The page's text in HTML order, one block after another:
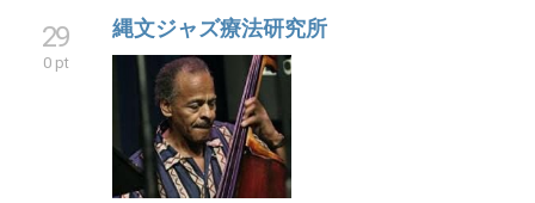
29
0 pt
縄文ジャズ療法研究所